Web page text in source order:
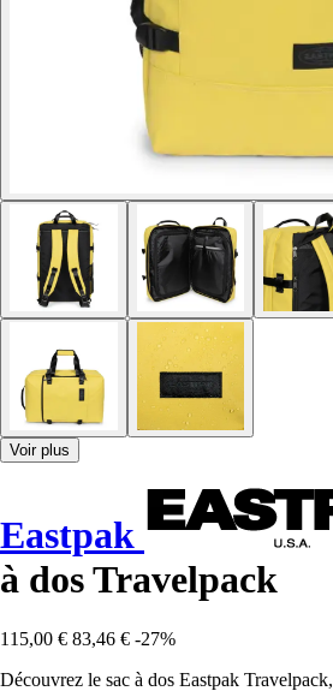
Voir plus
Eastpak
à dos Travelpack
115,00 € 83,46 € -27%
Découvrez le sac à dos Eastpak